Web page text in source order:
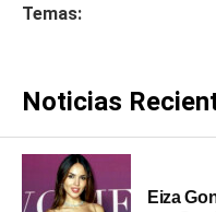
Temas:
Noticias
Eiza